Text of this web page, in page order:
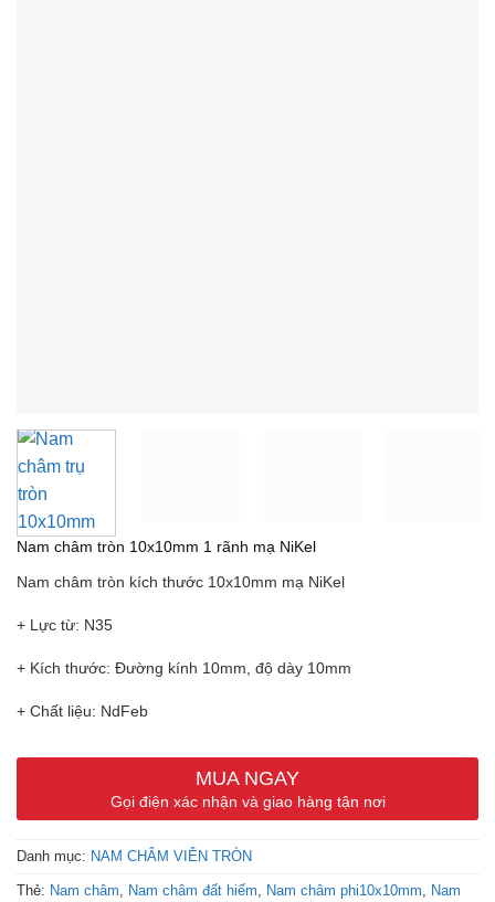
Nam châm tròn 10x10mm 1 rãnh mạ NiKel
Nam châm tròn kích thước 10x10mm mạ NiKel
+ Lực từ: N35
+ Kích thước: Đường kính 10mm, độ dày 10mm
+ Chất liệu: NdFeb
+ Lớp mạ: Nikel
+ Nhiệt độ tối đa: 80 độ
MUA NGAY
Gọi điện xác nhận và giao hàng tận nơi
Danh mục: NAM CHÂM VIÊN TRÒN
Thẻ: Nam châm, Nam châm đất hiếm, Nam châm phi10x10mm, Nam